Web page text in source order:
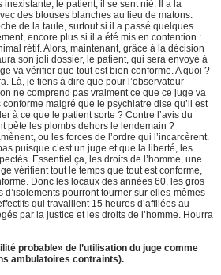
le patient, il se sent nié. Il a la
des blouses blanches au lieu de matons.
de la taule, surtout si il a passé quelques
encore plus si il a été mis en contention :
rétif. Alors, maintenant, grâce à la décision
son joli dossier, le patient, qui sera envoyé à
va vérifier que tout est bien conforme. A quoi ?
Là, je tiens à dire que pour l’observateur
ne comprend pas vraiment ce que ce juge va
malgré que le psychiatre dise qu’il est
à ce que le patient sorte ? Contre l’avis du
pète les plombs dehors le lendemain ?
ou les forces de l’ordre qui l’incarcèrent.
puisque c’est un juge et que la liberté, les
Essentiel ça, les droits de l’homme, une
vérifient tout le temps que tout est conforme,
Donc les locaux des années 60, les gros
d’isolements pourront tourner sur elles-mêmes
qui travaillent 15 heures d’affilées au
par la justice et les droits de l’homme. Hourra
probable» de l’utilisation du juge comme
ambulatoires contraints).